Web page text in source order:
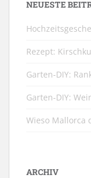
NEUESTE
Rezept:
Garten-DIY:
Garten-DIY:
Wieso Mallorca
ARCHIV